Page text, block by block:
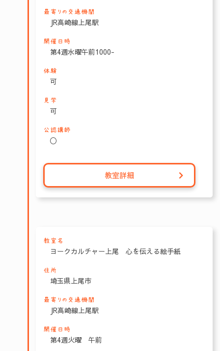
最寄りの交通機関
JR高崎線上尾駅
開催日時
第4週水曜午前1000-
体験
可
見学
可
公認講師
〇
教室詳細
教室名
ヨークカルチャー上尾 心を伝える絵手紙
住所
埼玉県上尾市
最寄りの交通機関
JR高崎線上尾駅
開催日時
第4週火曜 午前